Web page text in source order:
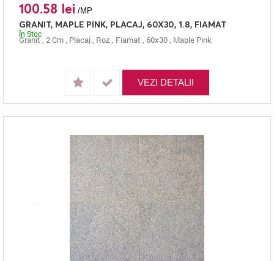
100.58 lei /MP
GRANIT, MAPLE PINK, PLACAJ, 60X30, 1.8, FIAMAT
Granit, 2 Cm, Placaj, Roz , Fiamat , 60x30, Maple Pink
În Stoc
VEZI DETALII